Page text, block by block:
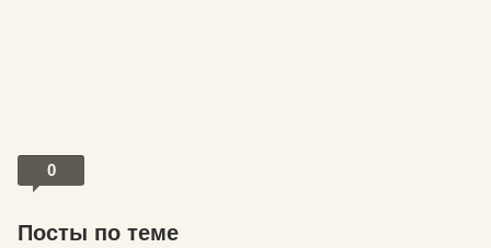
0
Посты по теме